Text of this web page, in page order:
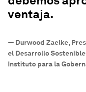
ventaja.
— Durwood Zaelke,
el Desarrollo
Instituto para la